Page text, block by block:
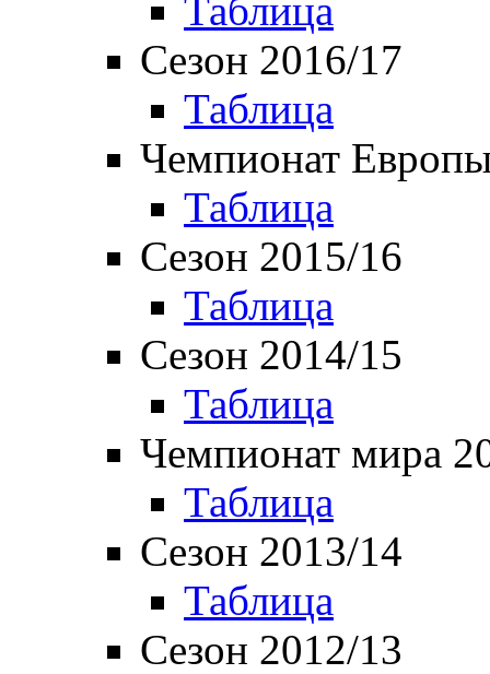
Таблица
Сезон 2016/17
Таблица
Чемпионат
Таблица
Сезон 2015/16
Таблица
Сезон 2014/15
Таблица
Чемпионат мира
Таблица
Сезон 2013/14
Таблица
Сезон 2012/13